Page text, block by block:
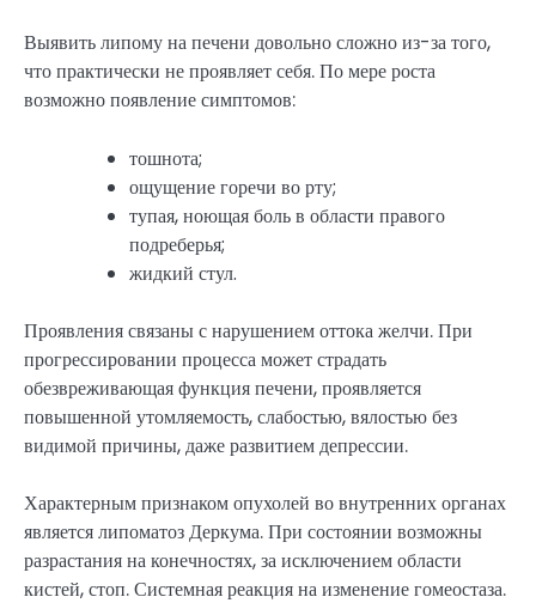
Выявить липому на печени довольно сложно из-за того,
что практически не проявляет себя. По мере роста
возможно появление симптомов:
тошнота;
ощущение горечи во рту;
тупая, ноющая боль в области правого
подреберья;
жидкий стул.
Проявления связаны с нарушением оттока желчи. При
прогрессировании процесса может страдать
обезвреживающая функция печени, проявляется
повышенной утомляемость, слабостью, вялостью без
видимой причины, даже развитием депрессии.
Характерным признаком опухолей во внутренних органах
является липоматоз Деркума. При состоянии возможны
разрастания на конечностях, за исключением области
кистей, стоп. Системная реакция на изменение гомеостаза.